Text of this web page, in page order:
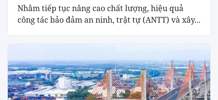
Nhằm tiếp tục nâng cao chất lượng, hiệu quả
công tác bảo đảm an ninh, trật tự (ANTT) và xây...